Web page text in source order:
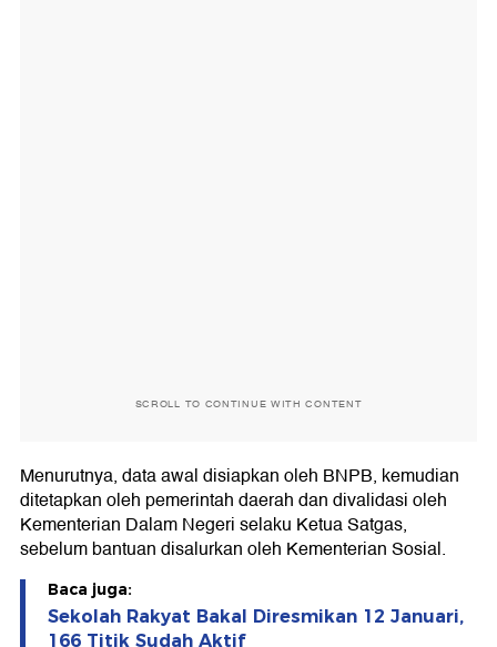
SCROLL TO CONTINUE WITH CONTENT
Menurutnya, data awal disiapkan oleh BNPB, kemudian
ditetapkan oleh pemerintah daerah dan divalidasi oleh
Kementerian Dalam Negeri selaku Ketua Satgas,
sebelum bantuan disalurkan oleh Kementerian Sosial.
Baca juga:
Sekolah Rakyat Bakal Diresmikan 12 Januari,
166 Titik Sudah Aktif